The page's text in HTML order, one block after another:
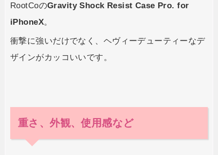
RootCoのGravity Shock Resist Case Pro. for
iPhoneX。
衝撃に強いだけでなく、ヘヴィーデューティーなデ
ザインがカッコいいです。
重さ、外観、使用感など